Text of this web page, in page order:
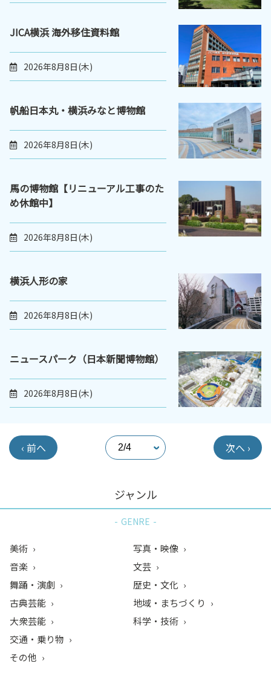
JICA横浜 海外移住資料館
2026年8月8日(木)
帆船日本丸・横浜みなと博物館
2026年8月8日(木)
馬の博物館【リニューアル工事のた
め休館中】
2026年8月8日(木)
横浜人形の家
2026年8月8日(木)
ニュースパーク（日本新聞博物館）
2026年8月8日(木)
‹ 前へ 次へ ›
ジャンル
GENRE
美術
音楽
舞踊・演劇
古典芸能
大衆芸能
写真・映像
文芸
歴史・文化
地域・まちづくり
科学・技術
交通・乗り物
その他